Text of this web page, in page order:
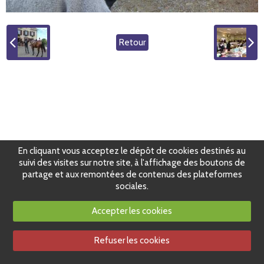
Retour
En cliquant vous acceptez le dépôt de cookies destinés au
suivi des visites sur notre site, à l'affichage des boutons de
partage et aux remontées de contenus des plateformes
sociales.
Accepter les cookies
Refuser les cookies